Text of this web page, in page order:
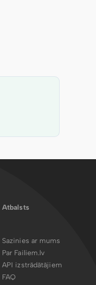
Atbalsts
Sazinies ar mums
Par Failiem.lv
API izstrādātājiem
FAQ